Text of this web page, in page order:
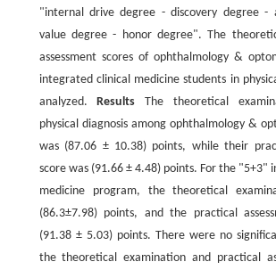
"internal drive degree - discovery degree -
value degree - honor degree". The
assessment scores of ophthalmology &
integrated clinical medicine students in
analyzed.Results The theoretical
physical diagnosis among ophthalmology &
was (87.06 ± 10.38) points, while their
score was (91.66 ± 4.48) points. For the "5+3"
medicine program, the theoretical
(86.3±7.98) points, and the practical
(91.38 ± 5.03) points. There were no
the theoretical examination and practical